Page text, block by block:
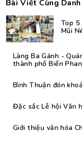
Bài Viết Cùng
Top
Mũi
Làng Ba Gánh -
thành phố Biển
Bình Thuận đón
Đặc sắc Lễ hội Văn
Giới thiệu văn hóa